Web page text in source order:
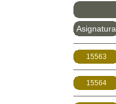
Asignatura
15563
15564